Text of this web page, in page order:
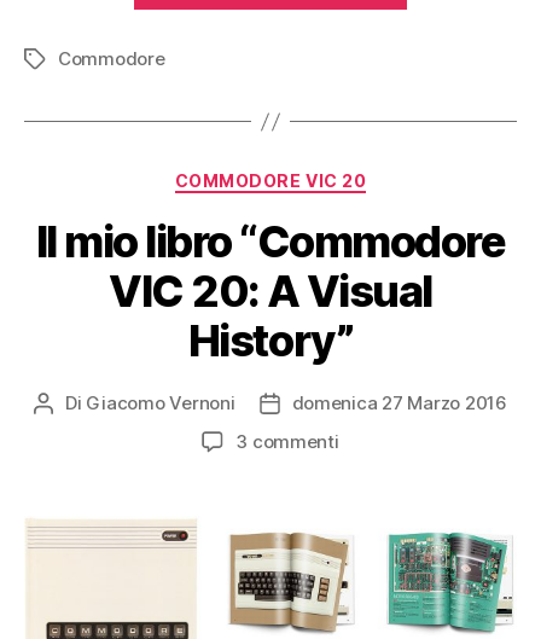
Tag Commodore
Categorie
COMMODORE VIC 20
Il mio libro “Commodore
VIC 20: A Visual
History”
Autore
Di Giacomo Vernoni
Data
dell'articolo
domenica 27 Marzo 2016
3 commentisu
“Commodore
VIC
20:
A